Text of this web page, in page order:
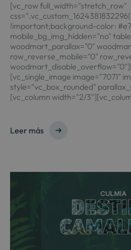
[vc_row full_width="stretch_row"
!important;background-color:
mobile_bg_img_hidden="no"
woodmart_parallax="0"
row_reverse_mobile="0"
[vc_single_image image="7071"
style="vc_box_rounded"
[vc_column width="2/
Leer más